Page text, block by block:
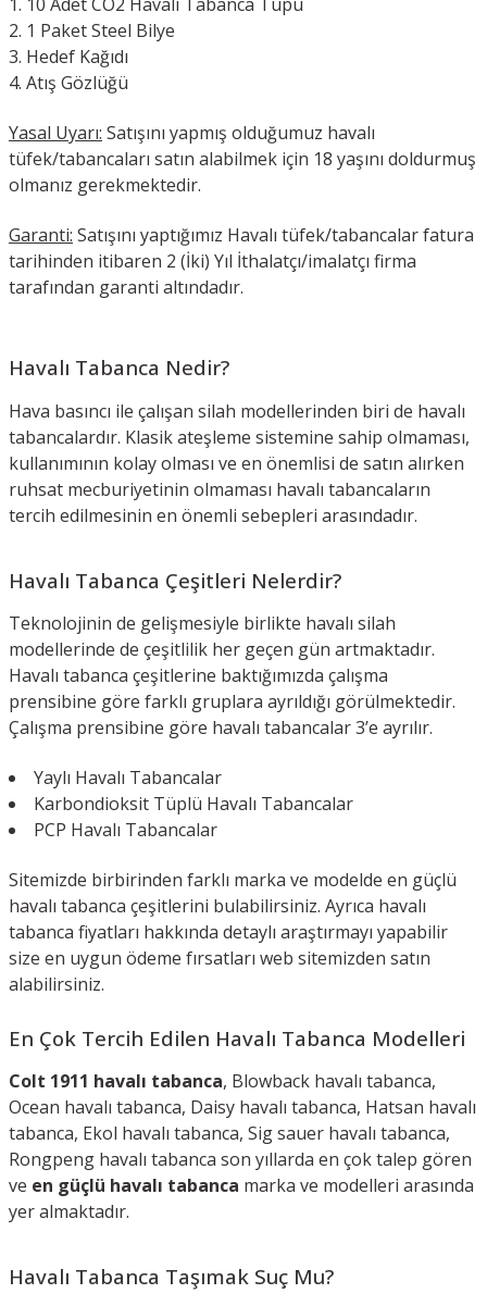
1 Paket Steel Bilye
Hedef Kağıdı
Atış Gözlüğü
Yasal Uyarı: Satışını yapmış olduğumuz havalı
tüfek/tabancaları satın alabilmek için 18 yaşını doldurmuş
olmanız gerekmektedir.
Garanti: Satışını yaptığımız Havalı tüfek/tabancalar fatura
tarihinden itibaren 2 (İki) Yıl İthalatçı/imalatçı firma
tarafından garanti altındadır.
Havalı Tabanca Nedir?
Hava basıncı ile çalışan silah modellerinden biri de havalı
tabancalardır. Klasik ateşleme sistemine sahip olmaması,
kullanımının kolay olması ve en önemlisi de satın alırken
ruhsat mecburiyetinin olmaması havalı tabancaların
tercih edilmesinin en önemli sebepleri arasındadır.
Havalı Tabanca Çeşitleri Nelerdir?
Teknolojinin de gelişmesiyle birlikte havalı silah
modellerinde de çeşitlilik her geçen gün artmaktadır.
Havalı tabanca çeşitlerine baktığımızda çalışma
prensibine göre farklı gruplara ayrıldığı görülmektedir.
Çalışma prensibine göre havalı tabancalar 3’e ayrılır.
Yaylı Havalı Tabancalar
Karbondioksit Tüplü Havalı Tabancalar
PCP Havalı Tabancalar
Sitemizde birbirinden farklı marka ve modelde en güçlü
havalı tabanca çeşitlerini bulabilirsiniz. Ayrıca havalı
tabanca fiyatları hakkında detaylı araştırmayı yapabilir
size en uygun ödeme fırsatları web sitemizden satın
alabilirsiniz.
En Çok Tercih Edilen Havalı Tabanca Modelleri
Colt 1911 havalı tabanca, Blowback havalı tabanca,
Ocean havalı tabanca, Daisy havalı tabanca, Hatsan havalı
tabanca, Ekol havalı tabanca, Sig sauer havalı tabanca,
Rongpeng havalı tabanca son yıllarda en çok talep gören
ve en güçlü havalı tabanca marka ve modelleri arasında
yer almaktadır.
Havalı Tabanca Taşımak Suç Mu?